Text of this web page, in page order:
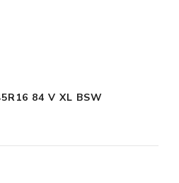
84 V XL BSW